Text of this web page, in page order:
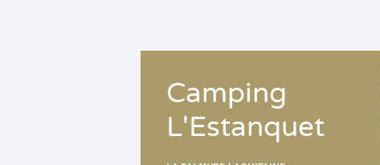
Camping
L'Estanquet